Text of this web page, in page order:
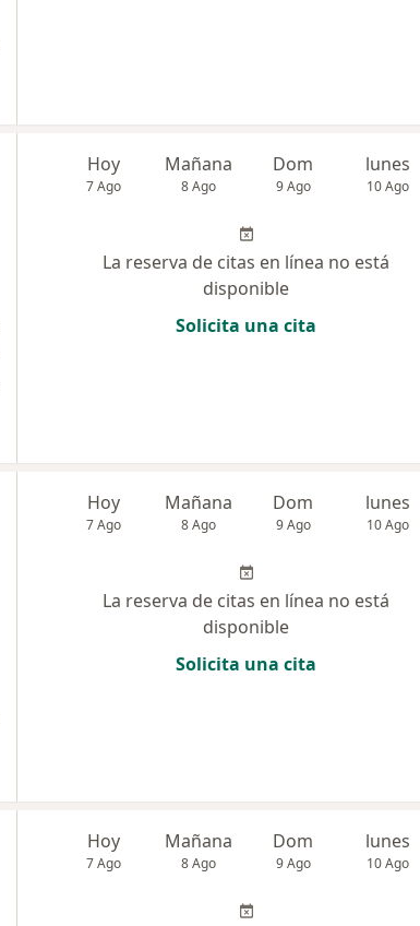
Hoy
7 Ago
Mañana
8 Ago
Dom
9 Ago
lunes
10 Ago
La reserva de citas en línea no está
disponible
Solicita una cita
Hoy
7 Ago
Mañana
8 Ago
Dom
9 Ago
lunes
10 Ago
La reserva de citas en línea no está
disponible
Solicita una cita
Hoy
7 Ago
Mañana
8 Ago
Dom
9 Ago
lunes
10 Ago